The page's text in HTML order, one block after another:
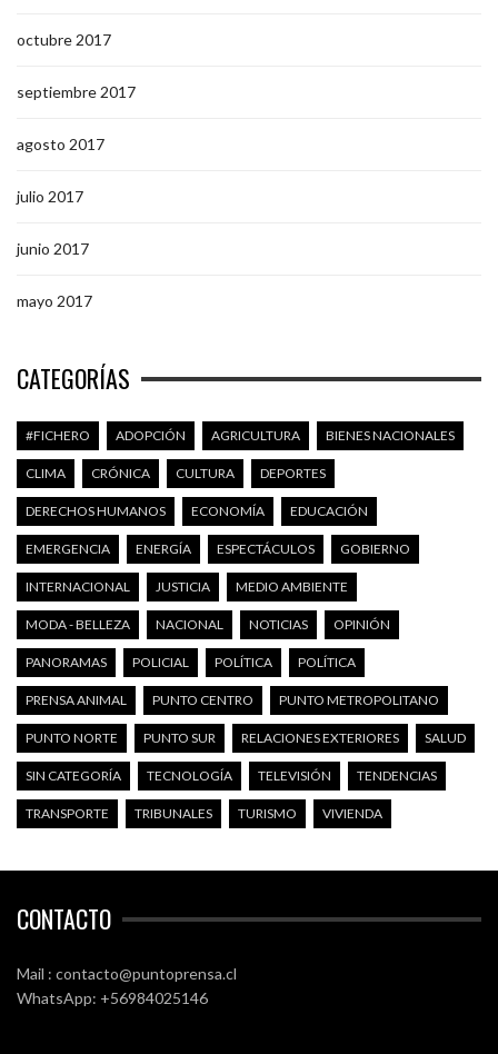
octubre 2017
septiembre 2017
agosto 2017
julio 2017
junio 2017
mayo 2017
CATEGORÍAS
#FICHERO ADOPCIÓN AGRICULTURA BIENES NACIONALES
CLIMA CRÓNICA CULTURA DEPORTES
DERECHOS HUMANOS ECONOMÍA EDUCACIÓN
EMERGENCIA ENERGÍA ESPECTÁCULOS GOBIERNO
INTERNACIONAL JUSTICIA MEDIO AMBIENTE
MODA - BELLEZA NACIONAL NOTICIAS OPINIÓN
PANORAMAS POLICIAL POLÍTICA POLÍTICA
PRENSA ANIMAL PUNTO CENTRO PUNTO METROPOLITANO
PUNTO NORTE PUNTO SUR RELACIONES EXTERIORES SALUD
SIN CATEGORÍA TECNOLOGÍA TELEVISIÓN TENDENCIAS
TRANSPORTE TRIBUNALES TURISMO VIVIENDA
CONTACTO
Mail : contacto@puntoprensa.cl
WhatsApp: +56984025146